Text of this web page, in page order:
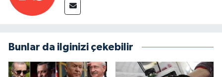
Bunlar da ilginizi çekebilir